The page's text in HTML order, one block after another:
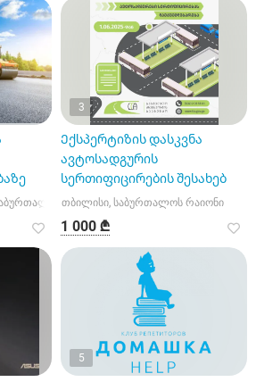
რაიონი
3
Ექსპერტიზის დასკვნა
ავტოსადგურის
სერთიფიცირების შესახებ
თბილისი, საბურთალოს რაიონი
1 000 ₾
5